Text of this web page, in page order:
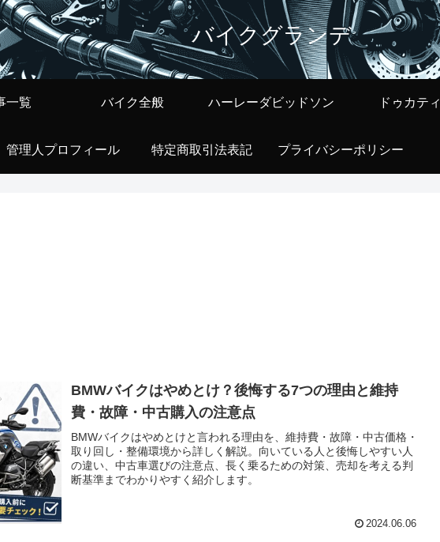
バイクグランデ
一覧 バイク全般 ハーレーダビッドソン ドゥカティ
管理人プロフィール 特定商取引法表記 プライバシーポリシー
BMWバイクはやめとけ？後悔する7つの理由と維持
費・故障・中古購入の注意点
BMWバイクはやめとけと言われる理由を、維持費・故障・中古価格・
取り回し・整備環境から詳しく解説。向いている人と後悔しやすい人
の違い、中古車選びの注意点、長く乗るための対策、売却を考える判
断基準までわかりやすく紹介します。
2024.06.06